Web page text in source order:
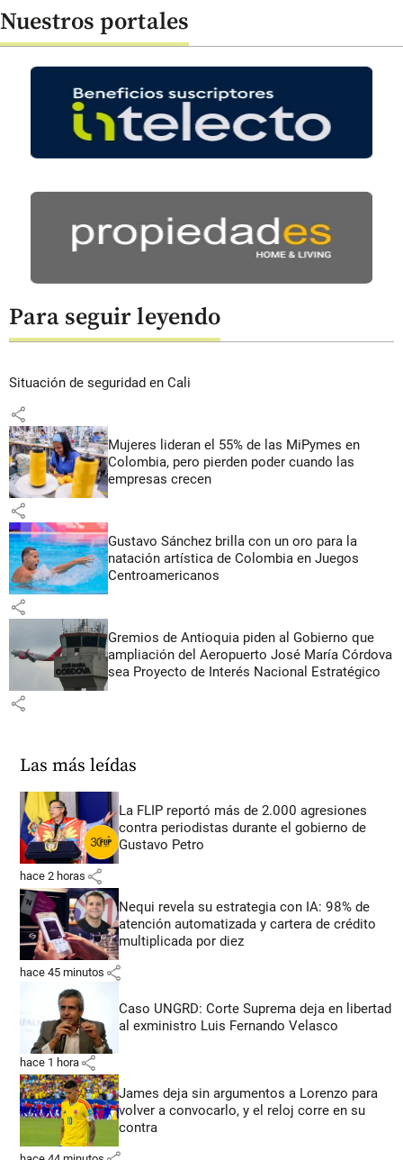
Nuestros portales
Para seguir leyendo
Situación de seguridad en Cali
share
Mujeres lideran el 55% de las MiPymes en
Colombia, pero pierden poder cuando las
empresas crecen
share
Gustavo Sánchez brilla con un oro para la
natación artística de Colombia en Juegos
Centroamericanos
share
Gremios de Antioquia piden al Gobierno que
ampliación del Aeropuerto José María Córdova
sea Proyecto de Interés Nacional Estratégico
share
Las más leídas
La FLIP reportó más de 2.000 agresiones
contra periodistas durante el gobierno de
Gustavo Petro
hace 2 horas share
Nequi revela su estrategia con IA: 98% de
atención automatizada y cartera de crédito
multiplicada por diez
hace 45 minutos share
Caso UNGRD: Corte Suprema deja en libertad
al exministro Luis Fernando Velasco
hace 1 hora share
James deja sin argumentos a Lorenzo para
volver a convocarlo, y el reloj corre en su
contra